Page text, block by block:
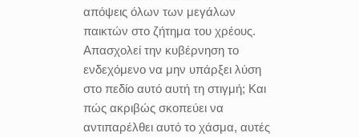
απόψεις όλων των μεγάλων
παικτών στο ζήτημα του χρέους.
Απασχολεί την κυβέρνηση το
ενδεχόμενο να μην υπάρξει λύση
στο πεδίο αυτό αυτή τη στιγμή; Και
πώς ακριβώς σκοπεύει να
αντιπαρέλθει αυτό το χάσμα, αυτές